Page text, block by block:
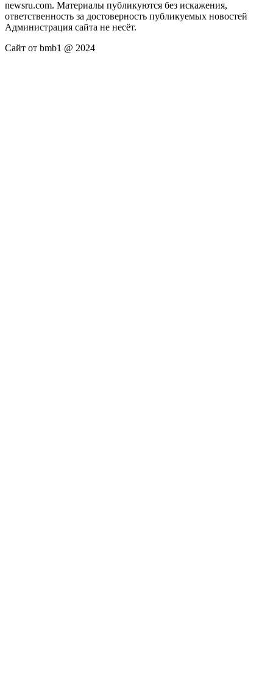
newsru.com. Материалы публикуются без искажения,
ответственность за достоверность публикуемых новостей
Администрация сайта не несёт.
Сайт от bmb1 @ 2024